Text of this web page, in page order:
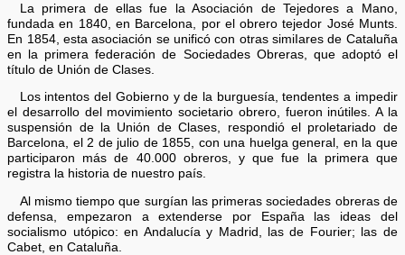
La primera de ellas fue la Asociación de Tejedores a Mano,
fundada en 1840, en Barcelona, por el obrero tejedor José Munts.
En 1854, esta asociación se unificó con otras simiIares de Cataluña
en la primera federación de Sociedades Obreras, que adoptó el
título de Unión de Clases.
Los intentos del Gobierno y de la burguesía, tendentes a impedir
el desarrollo del movimiento societario obrero, fueron inútiles. A la
suspensión de la Unión de Clases, respondió el proletariado de
Barcelona, el 2 de julio de 1855, con una huelga general, en la que
participaron más de 40.000 obreros, y que fue la primera que
registra la historia de nuestro país.
Al mismo tiempo que surgían las primeras sociedades obreras de
defensa, empezaron a extenderse por España las ideas del
socialismo utópico: en Andalucía y Madrid, las de Fourier; las de
Cabet, en Cataluña.